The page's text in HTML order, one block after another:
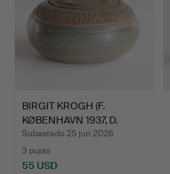
BIRGIT KROGH (F.
KØBENHAVN 1937, D.
2023).…
Subastado 25 jun 2026
3 pujas
55 USD